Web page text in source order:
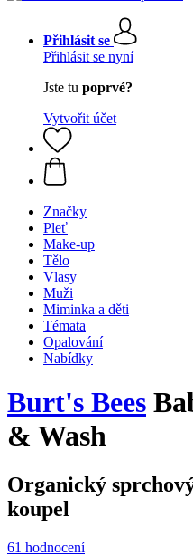
Přihlásit se
Přihlásit se nyní
Jste tu poprvé?
Vytvořit účet
Značky
Pleť
Make-up
Tělo
Vlasy
Muži
Miminka a děti
Témata
Opalování
Nabídky
Burt's Bees
& Wash
Organický
koupel
61 hodnocení